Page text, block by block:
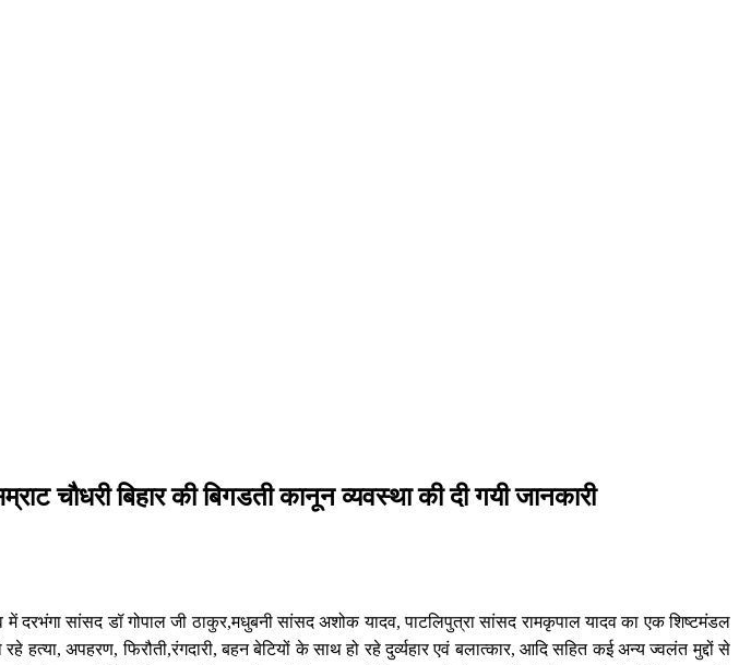
चौधरी बिहार की बिगडती कानून व्यवस्था की दी गयी जानकारी
दरभंगा सांसद डॉ गोपाल जी ठाकुर,मधुबनी सांसद अशोक यादव, पाटलिपुत्रा सांसद रामकृपाल यादव का एक शिष्टमंडल
अपहरण, फिरौती,रंगदारी, बहन बेटियों के साथ हो रहे दुर्व्यहार एवं बलात्कार, आदि सहित कई अन्य ज्वलंत मुद्दों से